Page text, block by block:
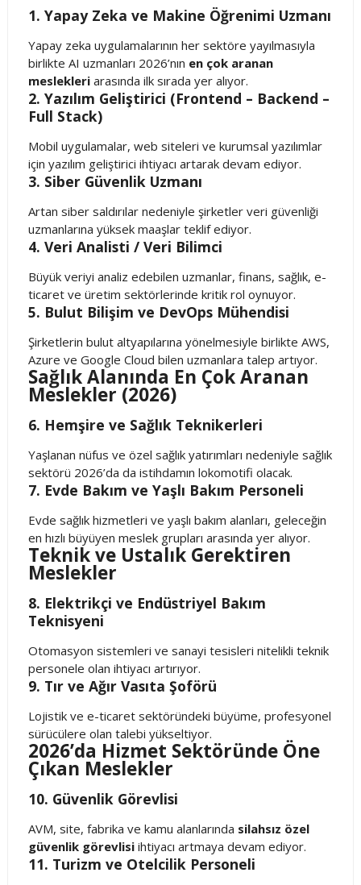
1. Yapay Zeka ve Makine Öğrenimi Uzmanı
Yapay zeka uygulamalarının her sektöre yayılmasıyla
birlikte AI uzmanları 2026’nın en çok aranan
meslekleriarasında ilk sırada yer alıyor.
2. Yazılım Geliştirici (Frontend – Backend –
Full Stack)
Mobil uygulamalar, web siteleri ve kurumsal yazılımlar
için yazılım geliştirici ihtiyacı artarak devam ediyor.
3. Siber Güvenlik Uzmanı
Artan siber saldırılar nedeniyle şirketler veri güvenliği
uzmanlarına yüksek maaşlar teklif ediyor.
4. Veri Analisti / Veri Bilimci
Büyük veriyi analiz edebilen uzmanlar, finans, sağlık, e-
ticaret ve üretim sektörlerinde kritik rol oynuyor.
5. Bulut Bilişim ve DevOps Mühendisi
Şirketlerin bulut altyapılarına yönelmesiyle birlikte AWS,
Azure ve Google Cloud bilen uzmanlara talep artıyor.
Sağlık Alanında En Çok Aranan
Meslekler (2026)
6. Hemşire ve Sağlık Teknikerleri
Yaşlanan nüfus ve özel sağlık yatırımları nedeniyle sağlık
sektörü 2026’da da istihdamın lokomotifi olacak.
7. Evde Bakım ve Yaşlı Bakım Personeli
Evde sağlık hizmetleri ve yaşlı bakım alanları, geleceğin
en hızlı büyüyen meslek grupları arasında yer alıyor.
Teknik ve Ustalık Gerektiren
Meslekler
8. Elektrikçi ve Endüstriyel Bakım
Teknisyeni
Otomasyon sistemleri ve sanayi tesisleri nitelikli teknik
personele olan ihtiyacı artırıyor.
9. Tır ve Ağır Vasıta Şoförü
Lojistik ve e-ticaret sektöründeki büyüme, profesyonel
sürücülere olan talebi yükseltiyor.
2026’da Hizmet Sektöründe Öne
Çıkan Meslekler
10. Güvenlik Görevlisi
AVM, site, fabrika ve kamu alanlarında silahsız özel
güvenlik görevlisiihtiyacı artmaya devam ediyor.
11. Turizm ve Otelcilik Personeli